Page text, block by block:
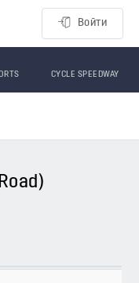
Войти
CYCLE SPEEDWAY